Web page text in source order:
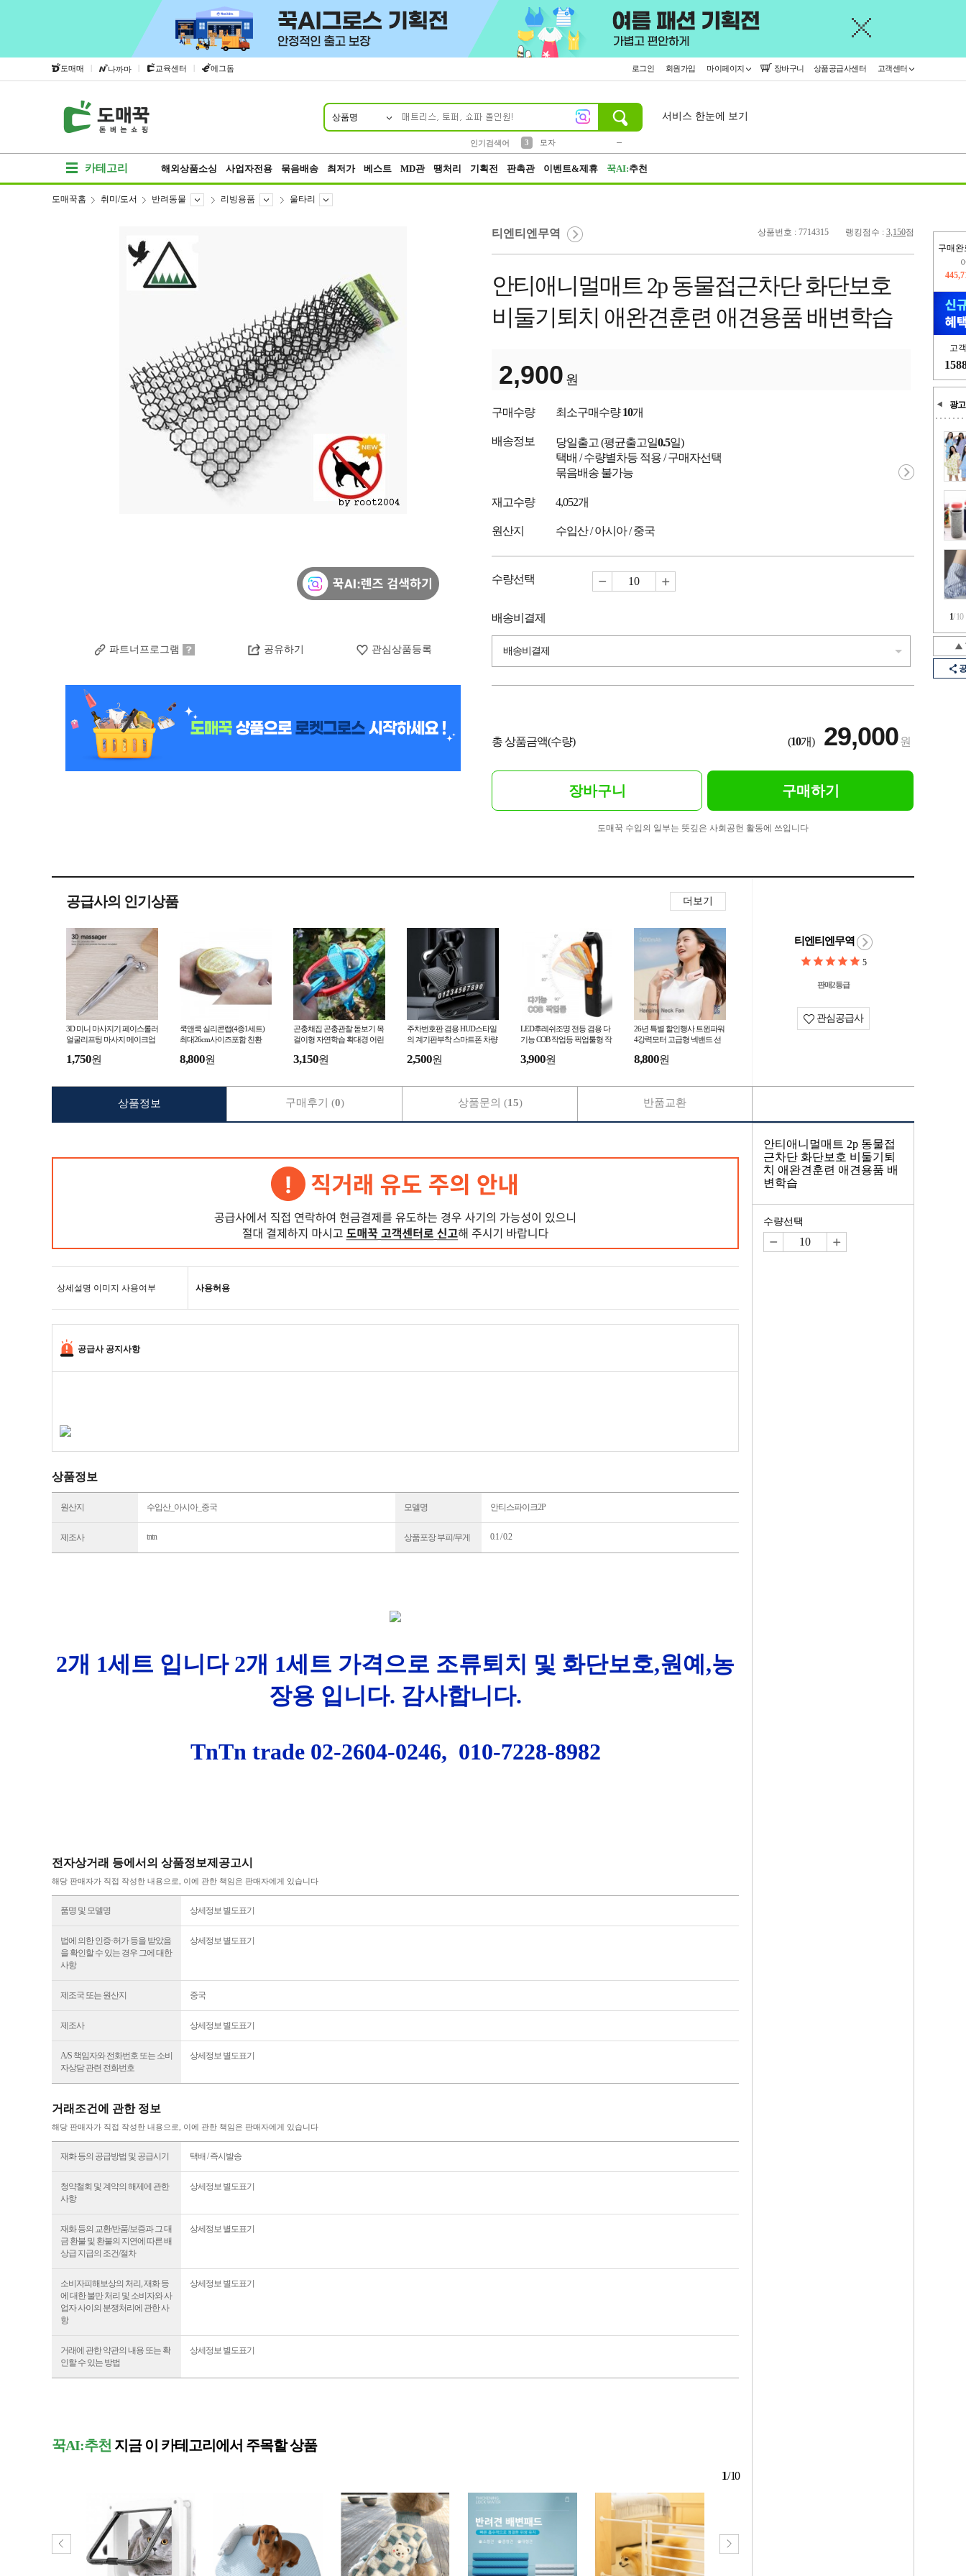
도매매 | 나까마 | 교육센터 | 에그돔 로그인 회원가입 마이페이지 장바구니 상품공급사센터 고객센터
상품명
인기검색어
3
모자
서비스 한눈에 보기
카테고리 해외상품소싱 사업자전용 묶음배송 최저가 베스트 MD관 땡처리 기획전 판촉관 이벤트&제휴 꾹AI:추천
구매완
고
광고
1/10
도매꾹홈 취미/도서 반려동물 리빙용품 울타리
파트너프로그램 공유하기 관심상품등록
상품번호 : 7714315 랭킹점수 : 3,150점
티엔티엔무역
안티애니멀매트 2p 동물접근차단 화단보호
비둘기퇴치 애완견훈련 애견용품 배변학습
2,900 원
구매수량 최소구매수량10개
배송정보 당일출고 (평균출고일0.5일)
택배 / 수량별차등 적용 / 구매자선택
묶음배송 불가능
재고수량 4,052개
원산지 수입산 / 아시아 / 중국
수량선택
배송비결제
배송비결제
총 상품금액(수량) (10개) 29,000원
장바구니 구매하기
도매꾹 수입의 일부는 뜻깊은 사회공헌 활동에 쓰입니다
공급사의 인기상품 더보기
3D 미니 마사지기 페이스롤러
얼굴리프팅 마사지 메이크업
1,750원
쿡앤쿡 실리콘랩(4종1세트)
최대26cm사이즈포함 친환
8,800원
곤충채집 곤충관찰 돋보기 목
걸이형 자연학습 확대경 어린
3,150원
주차번호판 겸용 HUD스타일
의 계기판부착 스마트폰 차량
2,500원
LED후레쉬조명 전등 겸용 다
기능 COB 작업등 픽업툴형 작
3,900원
26년 특별 할인행사 트윈파워
4강력모터 고급형 넥밴드 선
선풍기
8,800원
티엔티엔무역
5
판매2등급
관심공급사
상세설명 이미지 사용여부 사용허용
공급사 공지사항
상품정보
원산지 수입산_아시아_중국 모델명 안티스파이크2P
제조사 tntn 상품포장 부피/무게 0.1 / 0.2
2개 1세트 입니다 2개 1세트 가격으로 조류퇴치 및 화단보호,원예,농
장용 입니다. 감사합니다.
TnTn trade 02-2604-0246, 010-7228-8982
전자상거래 등에서의 상품정보제공고시
해당 판매자가 직접 작성한 내용으로, 이에 관한 책임은 판매자에게 있습니다
품명 및 모델명 상세정보 별도표기
법에 의한 인증·허가 등을 받았음
을 확인할 수 있는 경우 그에 대한
사항
상세정보 별도표기
제조국 또는 원산지 중국
제조사 상세정보 별도표기
A/S 책임자와 전화번호 또는 소비
자상담 관련 전화번호
상세정보 별도표기
거래조건에 관한 정보
해당 판매자가 직접 작성한 내용으로, 이에 관한 책임은 판매자에게 있습니다
재화 등의 공급방법 및 공급시기 택배 / 즉시발송
청약철회 및 계약의 해제에 관한
사항
상세정보 별도표기
재화 등의 교환/반품/보증과 그 대
금 환불 및 환불의 지연에 따른 배
상급 지급의 조건/절차
상세정보 별도표기
소비자피해보상의 처리, 재화 등
에 대한 불만 처리 및 소비자와 사
업자 사이의 분쟁처리에 관한 사
항
상세정보 별도표기
거래에 관한 약관의 내용 또는 확
인할 수 있는 방법
상세정보 별도표기
꾹AI:추천 지금 이 카테고리에서 주목할 상품
1/10
상품정보 구매후기 (0) 상품문의 (15) 반품교환
안티애니멀매트 2p 동물접
근차단 화단보호 비둘기퇴
치 애완견훈련 애견용품 배
변학습
수량선택